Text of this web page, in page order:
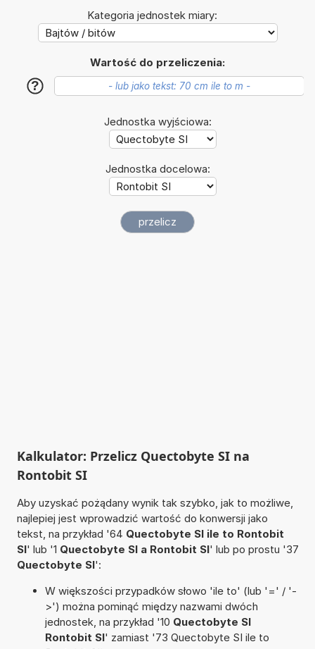
Kategoria jednostek miary:
Wartość do przeliczenia:
?
Jednostka wyjściowa:
Jednostka docelowa:
Kalkulator: Przelicz Quectobyte SI na
Rontobit SI
Aby uzyskać pożądany wynik tak szybko, jak to możliwe,
najlepiej jest wprowadzić wartość do konwersji jako
tekst, na przykład '64 Quectobyte SI ile to Rontobit
SI' lub '1 Quectobyte SI a Rontobit SI' lub po prostu '37
Quectobyte SI':
W większości przypadków słowo 'ile to' (lub '=' / '-
>') można pominąć między nazwami dwóch
jednostek, na przykład '10 Quectobyte SI
Rontobit SI' zamiast '73 Quectobyte SI ile to